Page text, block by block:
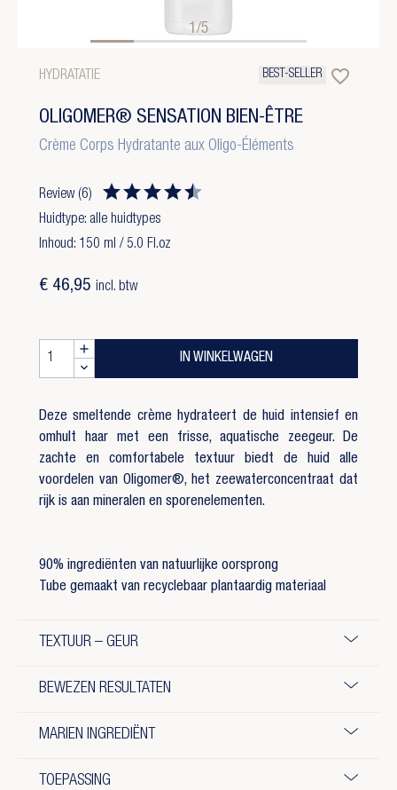
1/5
HYDRATATIE BEST-SELLER favorite_border
OLIGOMER® SENSATION BIEN-ÊTRE
Crème Corps Hydratante aux Oligo-Éléments
Review (6)
Huidtype: alle huidtypes
Inhoud: 150 ml / 5.0 Fl.oz
€ 46,95 incl. btw
IN WINKELWAGEN
Deze smeltende crème hydrateert de huid intensief en
omhult haar met een frisse, aquatische zeegeur. De
zachte en comfortabele textuur biedt de huid alle
voordelen van Oligomer®, het zeewaterconcentraat dat
rijk is aan mineralen en sporenelementen.
90% ingrediënten van natuurlijke oorsprong
Tube gemaakt van recyclebaar plantaardig materiaal
TEXTUUR – GEUR
BEWEZEN RESULTATEN
MARIEN INGREDIËNT
TOEPASSING